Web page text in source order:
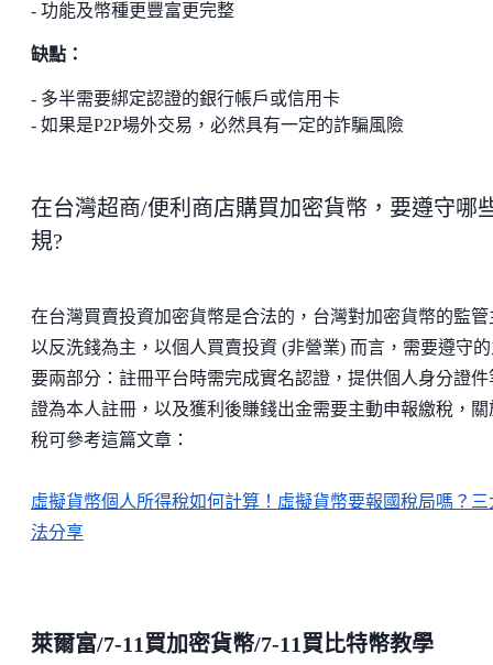
- 功能及幣種更豐富更完整
缺點：
- 多半需要綁定認證的銀行帳戶或信用卡
- 如果是P2P場外交易，必然具有一定的詐騙風險
在台灣超商/便利商店購買加密貨幣，要遵守哪
規?
在台灣買賣投資加密貨幣是合法的，台灣對加密貨幣的監管
以反洗錢為主，以個人買賣投資 (非營業) 而言，需要遵守
要兩部分：註冊平台時需完成實名認證，提供個人身分證件
證為本人註冊，以及獲利後賺錢出金需要主動申報繳稅，關
稅可參考這篇文章：
虛擬貨幣個人所得稅如何計算！虛擬貨幣要報國稅局嗎？三
法分享
萊爾富/7-11買加密貨幣/7-11買比特幣教學